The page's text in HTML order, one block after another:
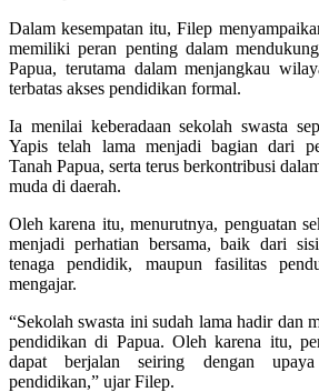
Dalam kesempatan itu, Filep
memiliki peran penting dalam
Papua, terutama dalam menjangkau
terbatas akses pendidikan formal.
Ia menilai keberadaan sekolah swasta
Yapis telah lama menjadi bagian dari
Tanah Papua, serta terus berkontribusi
muda di daerah.
Oleh karena itu, menurutnya, penguatan
menjadi perhatian bersama, baik dari
tenaga pendidik, maupun fasilitas
mengajar.
“Sekolah swasta ini sudah lama hadir dan
pendidikan di Papua. Oleh karena itu,
dapat berjalan seiring dengan
pendidikan,” ujar Filep.